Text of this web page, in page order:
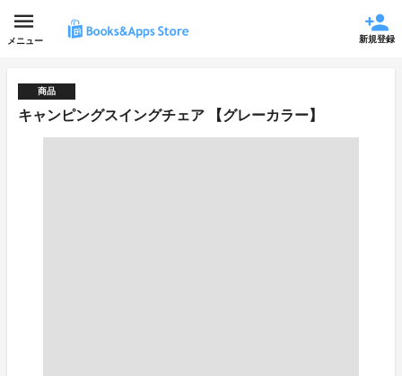
メニュー 新規登録
商品
キャンピングスイングチェア 【グレーカラー】